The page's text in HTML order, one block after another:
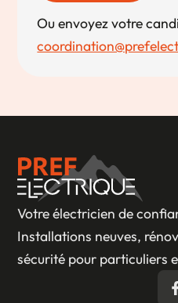
Ou envoyez votre
Votre électricien de
Installations neuves,
sécurité pour particuliers